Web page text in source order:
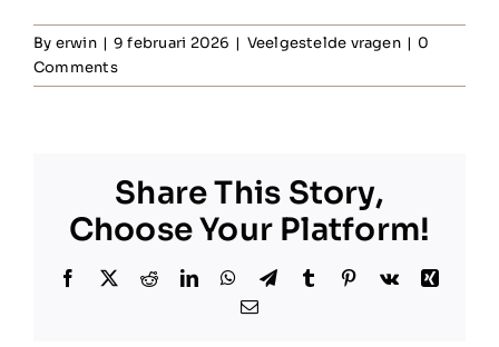
By erwin | 9 februari 2026 | Veelgestelde vragen | 0
Comments
Share This Story,
Choose Your Platform!
Facebook
X RedditLinkedInWhatsApp
TelegramTumblr Pinterest
Vk
Xing
Email